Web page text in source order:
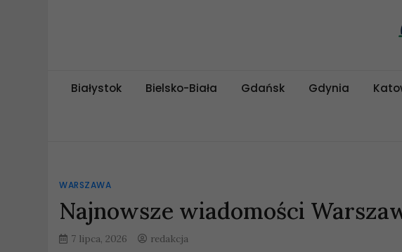
miejskipuls.pl
Białystok Bielsko-Biała Gdańsk Gdynia
WARSZAWA
Najnowsze wiadomości
7 lipca, 2026 redakcja